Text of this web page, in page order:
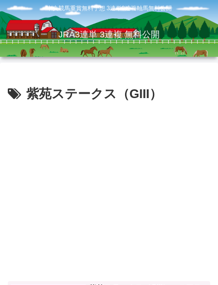
中央競馬重賞無料予想 3連単3連複軸馬無料公開
JRA3連単 3連複 無料公開
紫苑ステークス（GIII）